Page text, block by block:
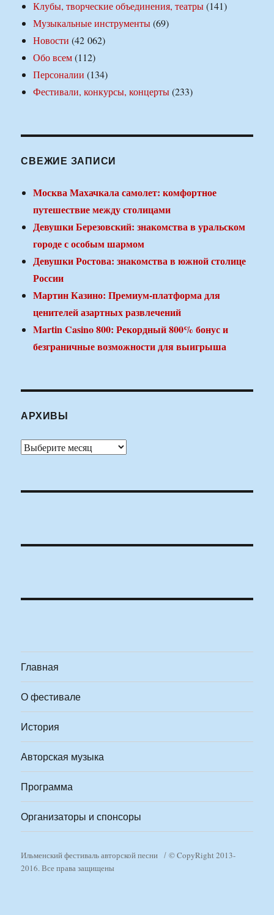
Клубы, творческие объединения, театры(141)
Музыкальные инструменты(69)
Новости (42 062)
Обо всем(112)
Персоналии (134)
Фестивали, конкурсы, концерты(233)
СВЕЖИЕ ЗАПИСИ
Москва Махачкала самолет: комфортное
путешествие между столицами
Девушки Березовский: знакомства в уральском
городе с особым шармом
Девушки Ростова: знакомства в южной столице
России
Мартин Казино: Премиум-платформа для
ценителей азартных развлечений
Martin Casino 800: Рекордный 800% бонус и
безграничные возможности для выигрыша
АРХИВЫ
Архивы
Главная
О фестивале
История
Авторская музыка
Программа
Организаторы и спонсоры
Ильменский фестиваль авторской песни
© CopyRight 2013-
2016. Все права защищены